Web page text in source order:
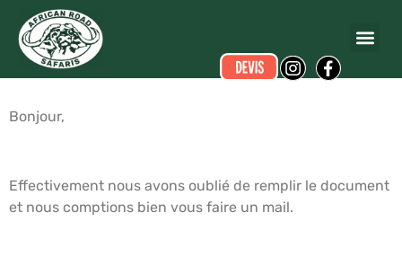
HAVARD DAMIEN
Dates du voyage : du 2024-07-16 au 2024-07-23
Bonjour,
Effectivement nous avons oublié de remplir le document
et nous comptions bien vous faire un mail.